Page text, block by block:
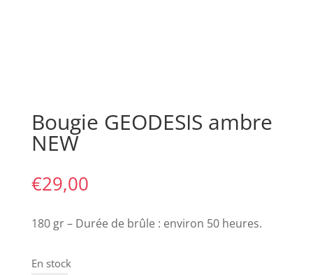
Bougie GEODESIS ambre
NEW
€29,00
180 gr – Durée de brûle : environ 50 heures.
En stock